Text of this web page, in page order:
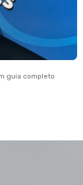
guia completo